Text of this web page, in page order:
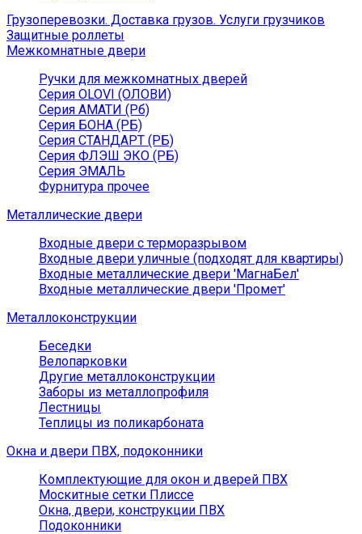
Грузоперевозки. Доставка грузов. Услуги грузчиков
Защитные роллеты
Межкомнатные двери
Ручки для межкомнатных дверей
Серия OLOVI (ОЛОВИ)
Серия АМАТИ (Рб)
Серия БОНА (РБ)
Серия СТАНДАРТ (РБ)
Серия ФЛЭШ ЭКО (РБ)
Серия ЭМАЛЬ
Фурнитура прочее
Металлические двери
Входные двери с терморазрывом
Входные двери уличные (подходят для квартиры)
Входные металлические двери 'МагнаБел'
Входные металлические двери 'Промет'
Металлоконструкции
Беседки
Велопарковки
Другие металлоконструкции
Заборы из металлопрофиля
Лестницы
Теплицы из поликарбоната
Окна и двери ПВХ, подоконники
Комплектующие для окон и дверей ПВХ
Москитные сетки Плиссе
Окна, двери, конструкции ПВХ
Подоконники